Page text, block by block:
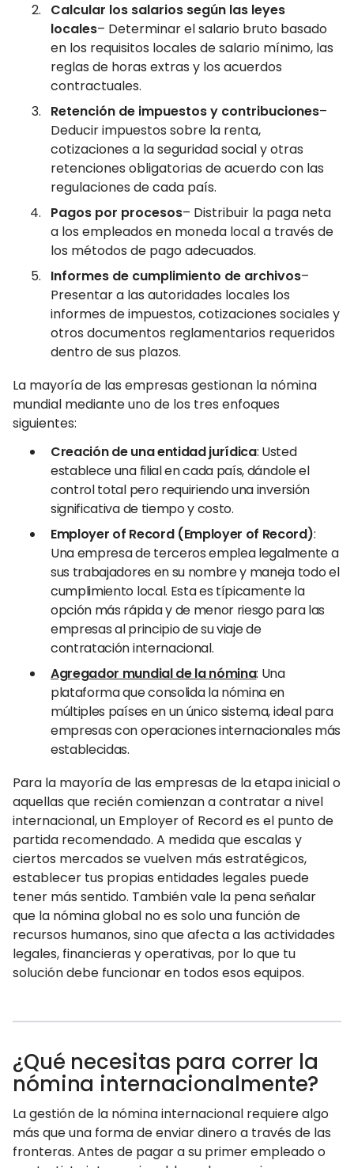
Calcular los salarios según las leyes
locales– Determinar el salario bruto basado
en los requisitos locales de salario mínimo, las
reglas de horas extras y los acuerdos
contractuales.
Retención de impuestos y contribuciones–
Deducir impuestos sobre la renta,
cotizaciones a la seguridad social y otras
retenciones obligatorias de acuerdo con las
regulaciones de cada país.
Pagos por procesos– Distribuir la paga neta
a los empleados en moneda local a través de
los métodos de pago adecuados.
Informes de cumplimiento de archivos–
Presentar a las autoridades locales los
informes de impuestos, cotizaciones sociales y
otros documentos reglamentarios requeridos
dentro de sus plazos.
La mayoría de las empresas gestionan la nómina
mundial mediante uno de los tres enfoques
siguientes:
Creación de una entidad jurídica: Usted
establece una filial en cada país, dándole el
control total pero requiriendo una inversión
significativa de tiempo y costo.
Employer of Record (Employer of Record):
Una empresa de terceros emplea legalmente a
sus trabajadores en su nombre y maneja todo el
cumplimiento local. Esta es típicamente la
opción más rápida y de menor riesgo para las
empresas al principio de su viaje de
contratación internacional.
Agregador mundial de la nómina: Una
plataforma que consolida la nómina en
múltiples países en un único sistema, ideal para
empresas con operaciones internacionales más
establecidas.
Para la mayoría de las empresas de la etapa inicial o
aquellas que recién comienzan a contratar a nivel
internacional, un Employer of Record es el punto de
partida recomendado. A medida que escalas y
ciertos mercados se vuelven más estratégicos,
establecer tus propias entidades legales puede
tener más sentido. También vale la pena señalar
que la nómina global no es solo una función de
recursos humanos, sino que afecta a las actividades
legales, financieras y operativas, por lo que tu
solución debe funcionar en todos esos equipos.
¿Qué necesitas para correr la
nómina internacionalmente?
La gestión de la nómina internacional requiere algo
más que una forma de enviar dinero a través de las
fronteras. Antes de pagar a su primer empleado o